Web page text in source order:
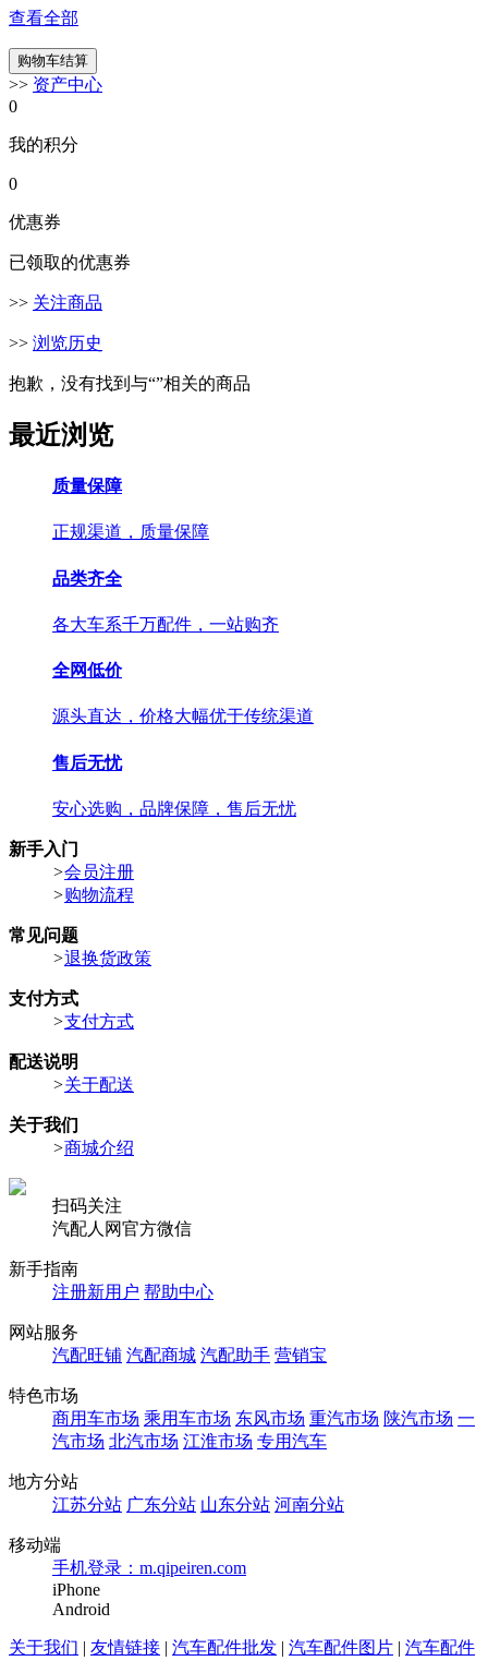
查看全部
>> 资产中心
0
我的积分
0
优惠券
已领取的优惠券
>> 关注商品
>> 浏览历史
抱歉，没有找到与“”相关的商品
最近浏览
质量保障
正规渠道，质量保障
品类齐全
各大车系千万配件，一站购齐
全网低价
源头直达，价格大幅优于传统渠道
售后无忧
安心选购，品牌保障，售后无忧
新手入门
>会员注册
>购物流程
常见问题
>退换货政策
支付方式
>支付方式
配送说明
>关于配送
关于我们
>商城介绍
扫码关注
汽配人网官方微信
新手指南
注册新用户 帮助中心
网站服务
汽配旺铺 汽配商城 汽配助手 营销宝
特色市场
商用车市场 乘用车市场 东风市场 重汽市场 陕汽市场 一
汽市场 北汽市场 江淮市场 专用汽车
地方分站
江苏分站 广东分站 山东分站 河南分站
移动端
手机登录：m.qipeiren.com
iPhone
Android
关于我们 | 友情链接 | 汽车配件批发 | 汽车配件图片 | 汽车配件